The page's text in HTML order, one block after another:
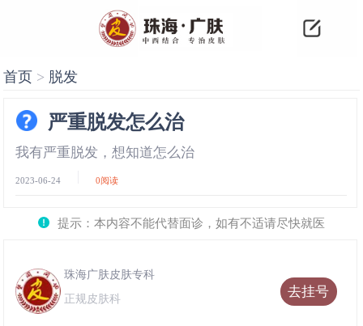
首页 > 脱发
严重脱发怎么治
我有严重脱发，想知道怎么治
2023-06-24 0阅读
提示：本内容不能代替面诊，如有不适请尽快就医
去挂号
珠海广肤皮肤专科
正规皮肤科